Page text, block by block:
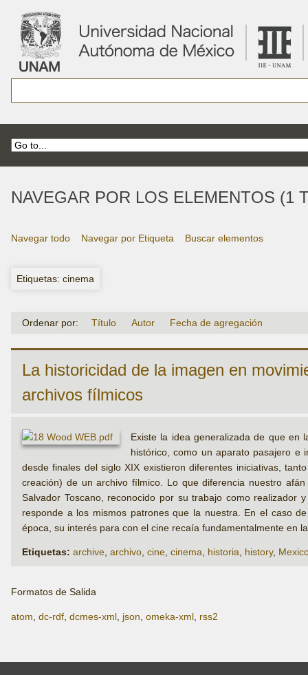
NAVEGAR POR LOS ELEMENTOS (1
Navegar todo Navegar por Etiqueta Buscar elementos
Etiquetas: cinema
Ordenar por: Título Autor Fecha de agregación
La historicidad de la imagen en
archivos fílmicos
Existe la idea generalizada de que en
histórico, como un aparato pasajero e
desde finales del siglo XIX existieron diferentes iniciativas,
creación) de un archivo fílmico. Lo que diferencia nuestro
Salvador Toscano, reconocido por su trabajo como
responde a los mismos patrones que la nuestra. En el caso
época, su interés para con el cine recaía fundamentalmente en
Etiquetas: archive archivo cine cinema historia history,
Formatos de Salida
atom, dc-rdf, dcmes-xml, json, omeka-xml, rss2